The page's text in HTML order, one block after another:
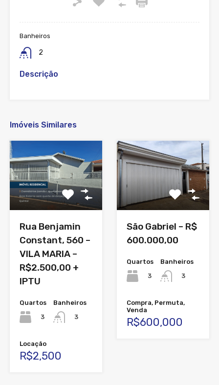
Banheiros
2
Descrição
Imóveis Similares
Rua Benjamin
Constant, 560 –
VILA MARIA –
R$2.500,00 +
IPTU
Quartos
3
Banheiros
3
Locação
R$2,500
São Gabriel – R$
600.000,00
Quartos
3
Banheiros
3
Compra, Permuta,
Venda
R$600,000